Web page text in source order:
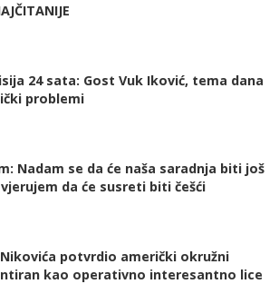
24 sata: Gost Vuk Iković, tema dana
problemi
Nadam se da će naša saradnja biti još
da će susreti biti češći
potvrdio američki okružni
kao operativno interesantno lice